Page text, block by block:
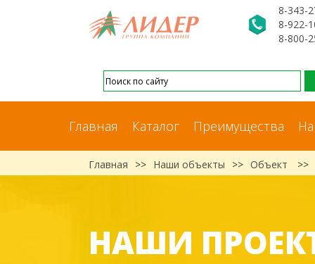
8-343-
8-922-
8-800-
Главная Каталог Преимущества
Главная >> Наши объекты >> Объект >>
НАШИ